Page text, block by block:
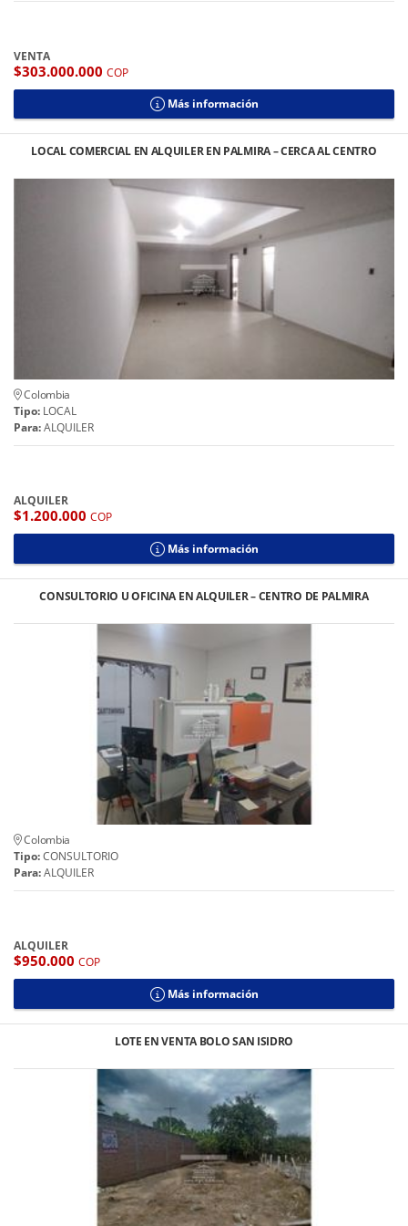
VENTA
$303.000.000 COP
Más información
LOCAL COMERCIAL EN ALQUILER EN PALMIRA – CERCA AL CENTRO
Colombia
Tipo: LOCAL
Para:ALQUILER
ALQUILER
$1.200.000 COP
Más información
CONSULTORIO U OFICINA EN ALQUILER – CENTRO DE PALMIRA
Colombia
Tipo:CONSULTORIO
Para:ALQUILER
ALQUILER
$950.000 COP
Más información
LOTE EN VENTA BOLO SAN ISIDRO